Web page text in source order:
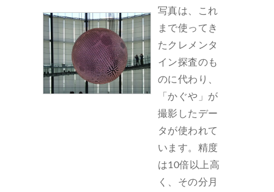
写真は、これ
まで使ってき
たクレメンタ
イン探査のも
のに代わり、
「かぐや」が
撮影したデー
タが使われて
います。精度
は10倍以上高
く、その分月